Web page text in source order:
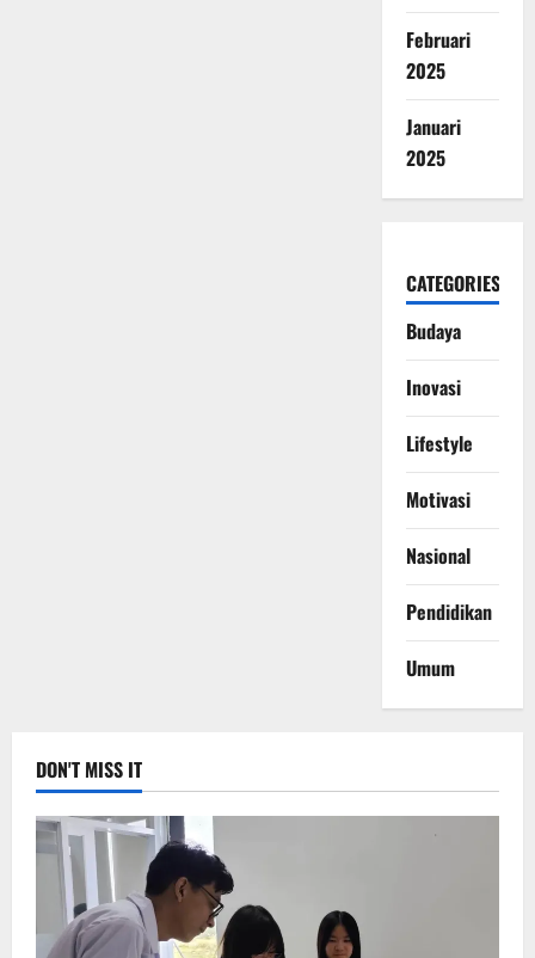
Februari
2025
Januari
2025
CATEGORIES
Budaya
Inovasi
Lifestyle
Motivasi
Nasional
Pendidikan
Umum
DON'T MISS IT